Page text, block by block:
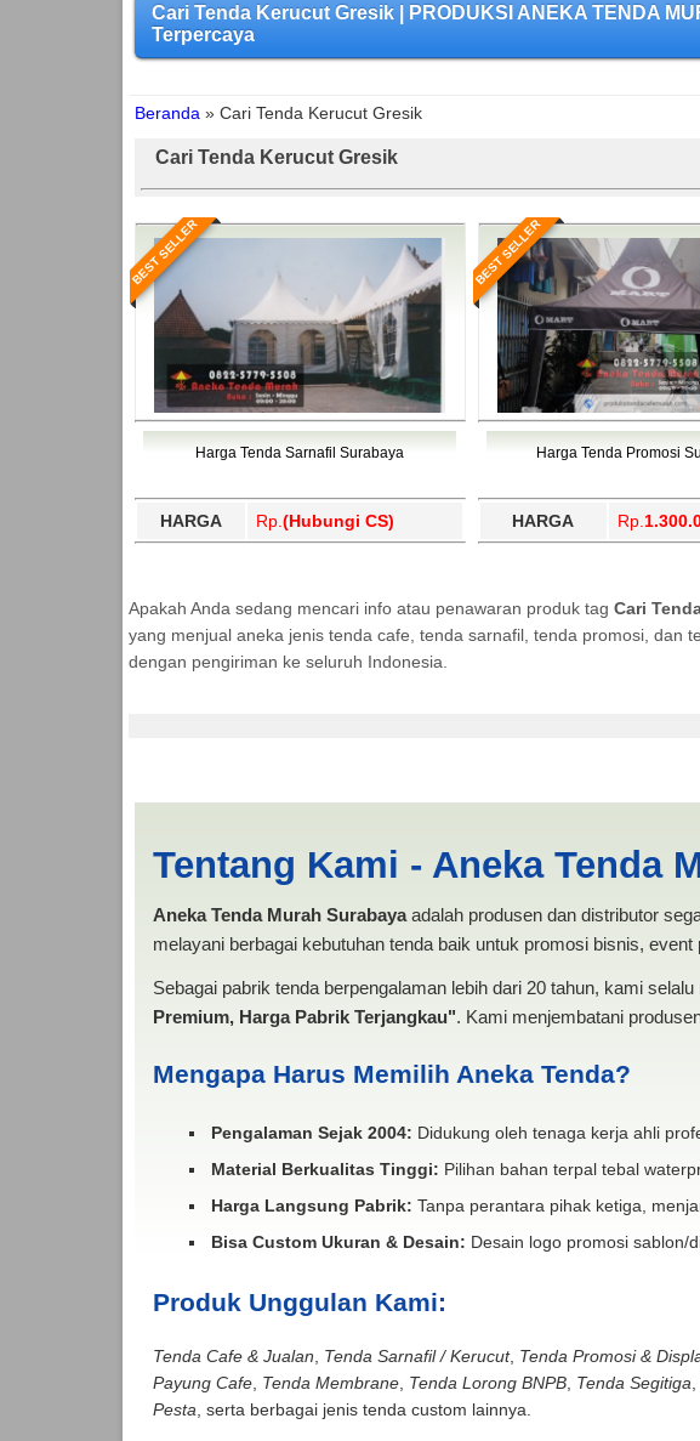
Cari Tenda Kerucut Gresik | PRODUKSI ANEKA TENDA
Terpercaya
Beranda » Cari Tenda Kerucut Gresik
Cari Tenda Kerucut Gresik
BEST SELLER
Harga Tenda Sarnafil Surabaya
HARGA Rp. (Hubungi CS)
BEST SELLER
Harga Tenda Promosi
HARGA Rp.
Apakah Anda sedang mencari info atau penawaran produk tag Cari
yang menjual aneka jenis tenda cafe, tenda sarnafil, tenda promosi, dan
dengan pengiriman ke seluruh Indonesia.
Tentang Kami - Aneka Tenda
Aneka Tenda Murah Surabayaadalah produsen dan distributor
melayani berbagai kebutuhan tenda baik untuk promosi bisnis,
Sebagai pabrik tenda berpengalaman lebih dari 20 tahun, kami
Premium, Harga Pabrik Terjangkau". Kami menjembatani
Mengapa Harus Memilih Aneka Tenda?
Pengalaman Sejak 2004: Didukung oleh tenaga kerja ahli
Material Berkualitas Tinggi: Pilihan bahan terpal tebal
Harga Langsung Pabrik: Tanpa perantara pihak ketiga,
Bisa Custom Ukuran & Desain: Desain logo promosi sablon/
Produk Unggulan Kami:
Tenda Cafe & Jualan Tenda Sarnafil / Kerucut, Tenda Promosi &
Payung Cafe, Tenda Membrane, Tenda Lorong BNPB, Tenda Segitiga
Pesta , serta berbagai jenis tenda custom lainnya.